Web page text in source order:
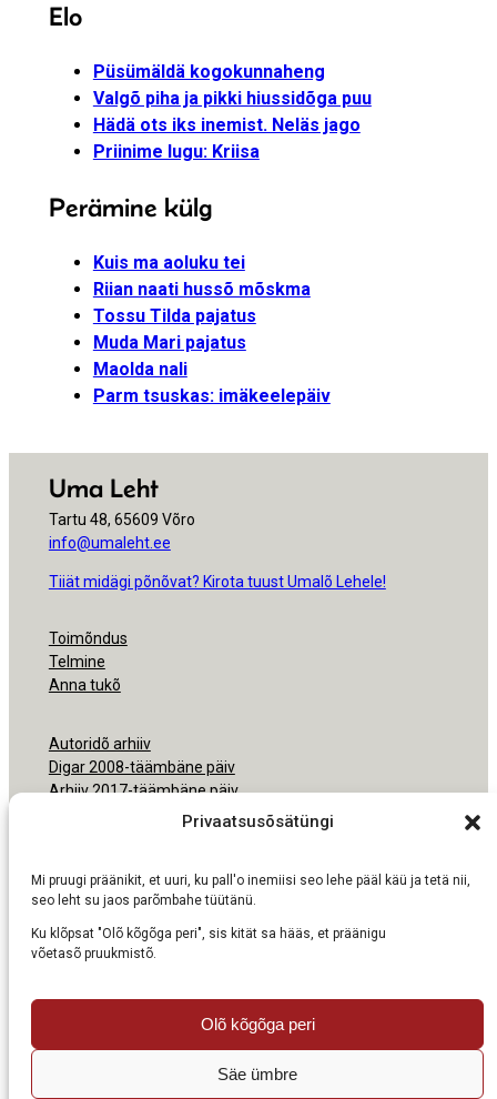
Privaatsusõsätüngi
Mi pruugi präänikit, et uuri, ku pall'o inemiisi seo lehe pääl käü ja tetä nii,
seo leht su jaos parõmbahe tüütänü.
Ku klõpsat "Olõ kõgõga peri", sis kität sa hääs, et präänigu
võetasõ pruukmistõ.
Olõ kõgõga peri
Säe ümbre
Elo
Püsümäldä kogokunnaheng
Valgõ piha ja pikki hiussidõga puu
Hädä ots iks inemist. Neläs jago
Priinime lugu: Kriisa
Perämine külg
Kuis ma aoluku tei
Riian naati hussõ mõskma
Tossu Tilda pajatus
Muda Mari pajatus
Maolda nali
Parm tsuskas: imäkeelepäiv
Uma Leht
Tartu 48, 65609 Võro
info@umaleht.ee
Tiiät midägi põnõvat? Kirota tuust Umalõ Lehele!
Toimõndus
Telmine
Anna tukõ
Autoridõ arhiiv
Digar 2008-täämbäne päiv
Arhiiv 2017-täämbäne päiv
Ligipäsemine
Nõudmisõ pruukmisõs